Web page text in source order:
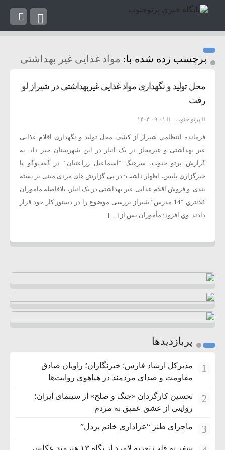
برچسب زده شده با: مواد غذایی غیر بهداشتی
محل تولید و نگهداری مواد غذایی غیربهداشتی در شیراز لو
رفت
پرتو جنوب ۱۴۰۴-۰۹-۰۱
فرمانده انتظامي شيراز از کشف محل تولید و نگهداری اقلام غذایی
غیر بهداشتی و غیرمجاز در یک انبار در اين شهرستان خبر داد. به
گزارش پرتو جنوب، سرهنگ “اسماعيل زراعتيان” در گفت‌وگو با
خبرگزاري پليس، اظهار داشت: در پی گزارش های مردی مبنی بر بسته
بندی و فروش اقلام غذایی غیر بهداشتی در یک انبار، بلافاصله ماموران
كلانتري “14 مدرس” شيراز بررسی موضوع را در دستور كار خود قرار
دادند. وي افزود: مأموران پس از […]
پربازدیدها
1
مدیرکل ارشاد فارس: خبرنگاران؛ راویان صادق
مقاومت و صدای مردمند در هیاهوی روایت‌ها
2
تحسین کارگردان «جنگ و صلح» از سینمای ایران؛
روایتی از عشق عمیق به مردم
3 ماجرای طنز “عزاداری خانم پردل”
سفر به قلب تعزیه لامرد از نگاه ۱۳ هنرمند عکاس